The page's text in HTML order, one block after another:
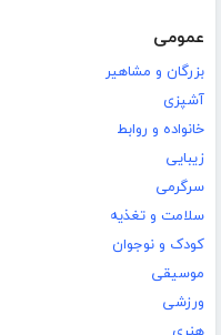
عمومی
بزرگان و مشاهیر
آشپزی
خانواده و روابط
زیبایی
سرگرمی
سلامت و تغذیه
کودک و نوجوان
موسیقی
ورزشی